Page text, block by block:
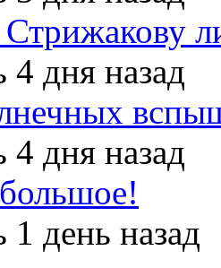
4 дня назад
4 дня назад
1 день назад